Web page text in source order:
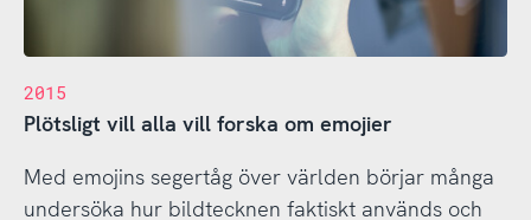
2015
Plötsligt vill alla vill forska om emojier
Med emojins segertåg över världen börjar många
undersöka hur bildtecknen faktiskt används och